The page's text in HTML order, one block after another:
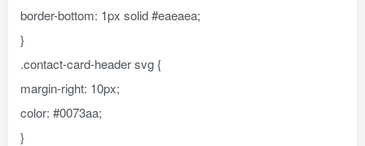
border-bottom: 1px solid #eaeaea;
}
.contact-card-header svg {
margin-right: 10px;
color: #0073aa;
}